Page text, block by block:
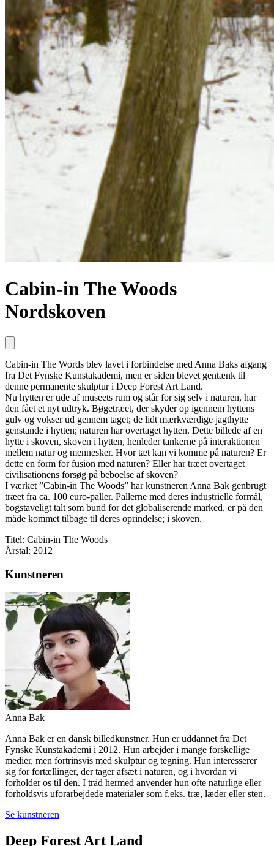
Cabin-in The Woods
Nordskoven
Cabin-in The Words blev lavet i forbindelse med Anna Baks afgang
fra Det Fynske Kunstakademi, men er siden blevet gentænk til
denne permanente skulptur i Deep Forest Art Land.
Nu hytten er ude af museets rum og står for sig selv i naturen, har
den fået et nyt udtryk. Bøgetræet, der skyder op igennem hyttens
gulv og vokser ud gennem taget; de lidt mærkværdige jagthytte
genstande i hytten; naturen har overtaget hytten. Dette billede af en
hytte i skoven, skoven i hytten, henleder tankerne på interaktionen
mellem natur og mennesker. Hvor tæt kan vi komme på naturen? Er
dette en form for fusion med naturen? Eller har træet overtaget
civilisationens forsøg på beboelse af skoven?
I værket ”Cabin-in The Woods” har kunstneren Anna Bak genbrugt
træet fra ca. 100 euro-paller. Pallerne med deres industrielle formål,
bogstaveligt talt som bund for det globaliserende marked, er på den
måde kommet tilbage til deres oprindelse; i skoven.
Titel: Cabin-in The Woods
Årstal: 2012
Kunstneren
Anna Bak
Anna Bak er en dansk billedkunstner. Hun er uddannet fra Det
Fynske Kunstakademi i 2012. Hun arbejder i mange forskellige
medier, men fortrinsvis med skulptur og tegning. Hun interesserer
sig for fortællinger, der tager afsæt i naturen, og i hvordan vi
forholder os til den. I tråd hermed anvender hun ofte naturlige eller
forholdsvis uforarbejdede materialer som f.eks. træ, læder eller sten.
Se kunstneren
Deep Forest Art Land